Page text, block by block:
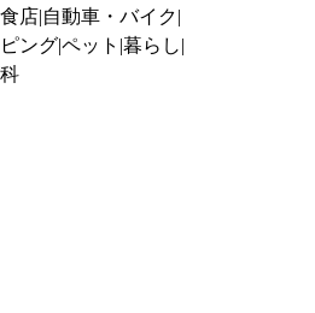
店 自動車・バイク
ングペット 暮らし